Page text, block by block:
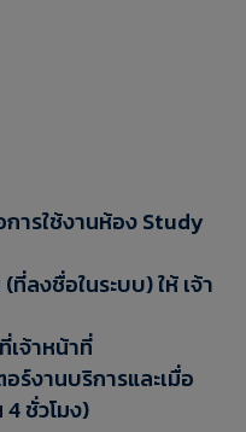
รใช้งานห้อง Study
ลงชื่อในระบบ) ให้ เจ้า
เจ้าหน้าที่
ร์งานบริการและเมื่อ
ชั่วโมง)